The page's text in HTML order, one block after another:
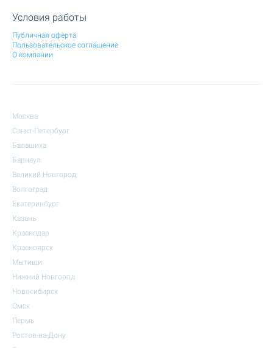
Условия работы
Публичная оферта
Пользовательское соглашение
О компании
Москва
Санкт-Петербург
Балашиха
Барнаул
Великий Новгород
Волгоград
Екатеринбург
Казань
Краснодар
Красноярск
Мытищи
Нижний Новгород
Новосибирск
Омск
Пермь
Ростов-на-Дону